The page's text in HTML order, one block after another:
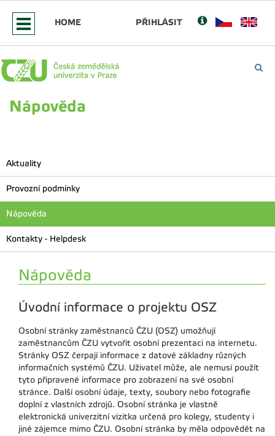
HOME PŘIHLÁSIT
Nápověda
Aktuality
Provozní podmínky
Nápověda
Kontakty - Helpdesk
Nápověda
Úvodní informace o projektu OSZ
Osobní stránky zaměstnanců ČZU (OSZ) umožňují
zaměstnancům ČZU vytvořit osobní prezentaci na internetu.
Stránky OSZ čerpají informace z datové základny různých
informačních systémů ČZU. Uživatel může, ale nemusí použít
tyto připravené informace pro zobrazení na své osobní
stránce. Další osobní údaje, texty, soubory nebo fotografie
doplní z vlastních zdrojů. Osobní stránka je vlastně
elektronická univerzitní vizitka určená pro kolegy, studenty i
jiné zájemce mimo ČZU. Osobní stránka by měla odpovědět na